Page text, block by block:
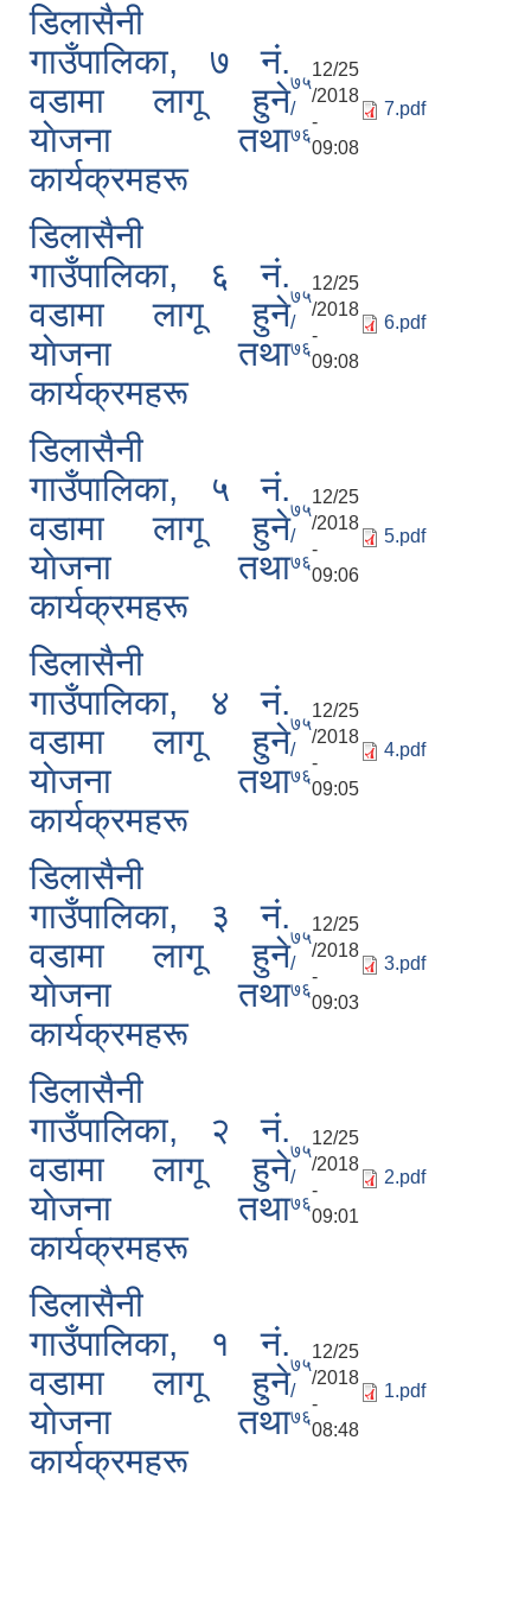
डिलासैनी
गाउँपालिका, ७ नं.
वडामा लागू हुने
याेजना तथा
कार्यक्रमहरू
७५
/
७६
12/25
/2018
-
09:08
7.pdf
डिलासैनी
गाउँपालिका, ६ नं.
वडामा लागू हुने
याेजना तथा
कार्यक्रमहरू
७५
/
७६
12/25
/2018
-
09:08
6.pdf
डिलासैनी
गाउँपालिका, ५ नं.
वडामा लागू हुने
याेजना तथा
कार्यक्रमहरू
७५
/
७६
12/25
/2018
-
09:06
5.pdf
डिलासैनी
गाउँपालिका, ४ नं.
वडामा लागू हुने
याेजना तथा
कार्यक्रमहरू
७५
/
७६
12/25
/2018
-
09:05
4.pdf
डिलासैनी
गाउँपालिका, ३ नं.
वडामा लागू हुने
याेजना तथा
कार्यक्रमहरू
७५
/
७६
12/25
/2018
-
09:03
3.pdf
डिलासैनी
गाउँपालिका, २ नं.
वडामा लागू हुने
याेजना तथा
कार्यक्रमहरू
७५
/
७६
12/25
/2018
-
09:01
2.pdf
डिलासैनी
गाउँपालिका, १ नं.
वडामा लागू हुने
याेजना तथा
कार्यक्रमहरू
७५
/
७६
12/25
/2018
-
08:48
1.pdf